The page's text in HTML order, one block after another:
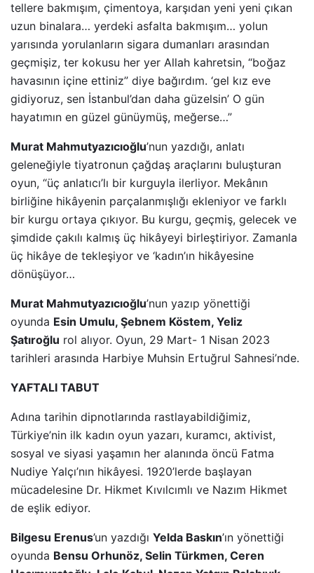
tellere bakmışım, çimentoya, karşıdan yeni yeni çıkan
uzun binalara… yerdeki asfalta bakmışım… yolun
yarısında yorulanların sigara dumanları arasından
geçmişiz, ter kokusu her yer Allah kahretsin, “boğaz
havasının içine ettiniz” diye bağırdım. ‘gel kız eve
gidiyoruz, sen İstanbul’dan daha güzelsin’ O gün
hayatımın en güzel günüymüş, meğerse…”
Murat Mahmutyazıcıoğlu’nun yazdığı, anlatı
geleneğiyle tiyatronun çağdaş araçlarını buluşturan
oyun, “üç anlatıcı’lı bir kurguyla ilerliyor. Mekânın
birliğine hikâyenin parçalanmışlığı ekleniyor ve farklı
bir kurgu ortaya çıkıyor. Bu kurgu, geçmiş, gelecek ve
şimdide çakılı kalmış üç hikâyeyi birleştiriyor. Zamanla
üç hikâye de tekleşiyor ve ‘kadın’ın hikâyesine
dönüşüyor…
Murat Mahmutyazıcıoğlu’nun yazıp yönettiği
oyunda Esin Umulu, Şebnem Köstem, Yeliz
Şatıroğlu rol alıyor. Oyun, 29 Mart- 1 Nisan 2023
tarihleri arasında Harbiye Muhsin Ertuğrul Sahnesi’nde.
YAFTALI TABUT
Adına tarihin dipnotlarında rastlayabildiğimiz,
Türkiye’nin ilk kadın oyun yazarı, kuramcı, aktivist,
sosyal ve siyasi yaşamın her alanında öncü Fatma
Nudiye Yalçı’nın hikâyesi. 1920’lerde başlayan
mücadelesine Dr. Hikmet Kıvılcımlı ve Nazım Hikmet
de eşlik ediyor.
Bilgesu Erenus’un yazdığı Yelda Baskın’ın yönettiği
oyunda Bensu Orhunöz, Selin Türkmen, Ceren